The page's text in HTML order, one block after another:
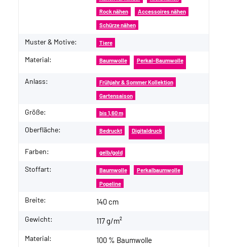
Rock nähen Accessoires nähen
Schürze nähen
Muster & Motive: Tiere
Material: Baumwolle Perkal-Baumwolle
Anlass: Frühjahr & Sommer Kollektion
Gartensaison
Größe: bis 1,60 m
Oberfläche: Bedruckt Digitaldruck
Farben: gelb/gold
Stoffart: Baumwolle Perkalbaumwolle
Popeline
Breite: 140 cm
Gewicht: 117 g/m²
Material: 100 % Baumwolle